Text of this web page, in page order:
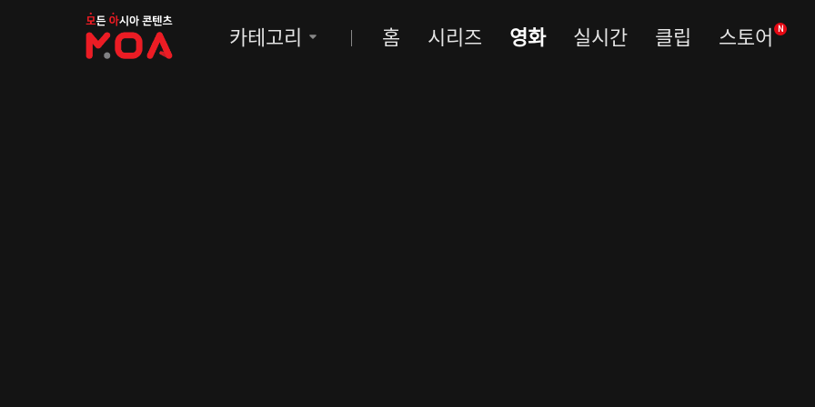
MOA
카테고리 홈 시리즈 영화 실시간 클립 스토어 N